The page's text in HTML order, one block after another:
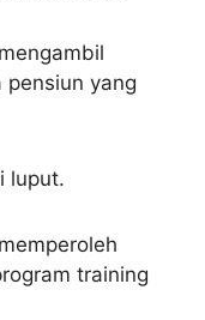
pensiun yang
luput.
training